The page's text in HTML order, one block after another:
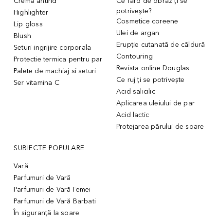
Highlighter
Lip gloss
Blush
Seturi ingrijire corporala
Protectie termica pentru par
Palete de machiaj si seturi
Ser vitamina C
potrivește?
Cosmetice coreene
Ulei de argan
Erupție cutanată de căldură
Contouring
Revista online Douglas
Ce ruj ți se potrivește
Acid salicilic
Aplicarea uleiului de par
Acid lactic
Protejarea părului de soare
SUBIECTE POPULARE
Vară
Parfumuri de Vară
Parfumuri de Vară Femei
Parfumuri de Vară Barbati
În siguranță la soare